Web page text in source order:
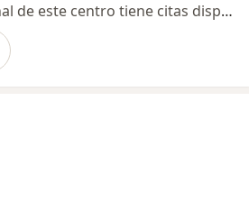
Ningún profesional de este centro tiene citas disponibles